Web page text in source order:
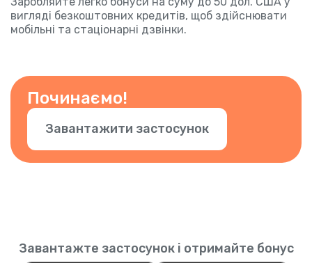
вигляді безкоштовних кредитів, щоб здійснювати
мобільні та стаціонарні дзвінки.
Починаємо!
Завантажити застосунок
Завантажте застосунок і отримайте бонус